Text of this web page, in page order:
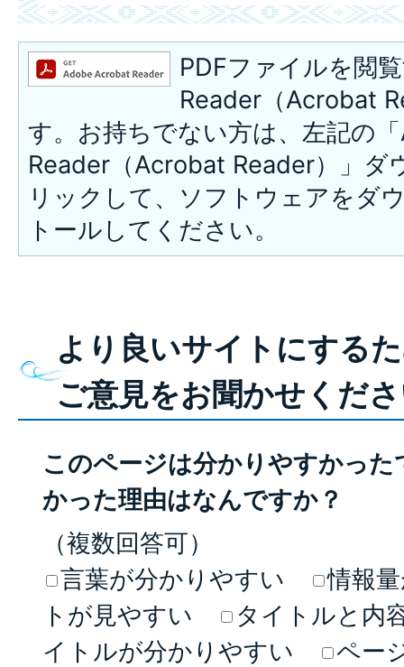
PDFファイルを閲
Reader（Acrobat
す。お持ちでない方は、左記の
Reader（Acrobat Reader）」ダ
リックして、ソフトウェアをダ
トールしてください。
より良いサイトにする
ご意見をお聞かせくだ
このページは分かりやすかっ
かった理由はなんですか？
（複数回答可）
言葉が分かりやすい
情報
トが見やすい
タイトルと内
イトルが分かりやすい
ペー